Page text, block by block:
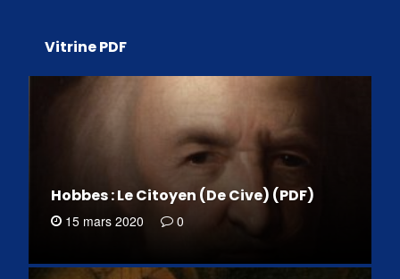
Vitrine PDF
Hobbes : Le Citoyen (De Cive) (PDF)
15 mars 2020 0